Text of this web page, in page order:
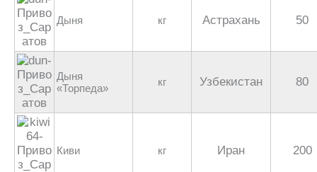
Дыня кг Астрахань 50
Дыня
«Торпеда»
кг Узбекистан 80
Киви кг Иран 200